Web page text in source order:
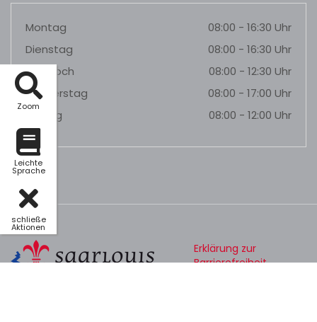
Zoom
Leichte
Sprache
schließe
Aktionen
Montag
08:00 - 16:30 Uhr
Dienstag
08:00 - 16:30 Uhr
Mittwoch
08:00 - 12:30 Uhr
Donnerstag
08:00 - 17:00 Uhr
Freitag
08:00 - 12:00 Uhr
Erklärung zur
Barrierefreiheit